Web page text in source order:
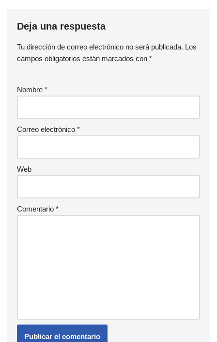
Deja una respuesta
Tu dirección de correo electrónico no será publicada. Los
campos obligatorios están marcados con *
Nombre *
Correo electrónico *
Web
Comentario *